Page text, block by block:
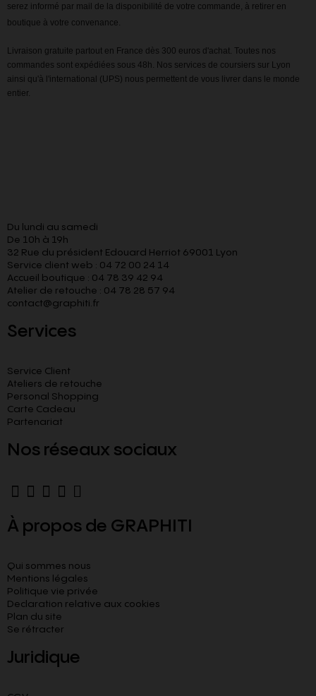
serez informé par mail de la disponibilité de votre commande, à retirer en
boutique à votre convenance.
Livraison gratuite partout en France dès 300 euros d'achat. Toutes nos
commandes sont expédiées sous 48h. Nos services de coursiers sur Lyon
ainsi qu'à l'international (UPS) nous permettent de vous livrer dans le monde
entier.
Du lundi au samedi
De 10h à 19h
32 Rue du président Edouard Herriot 69001 Lyon
Service client web : 04 72 00 24 14
Accueil boutique : 04 78 39 42 94
Atelier de retouche : 04 78 28 57 94
contact@graphiti.fr
Services
Service Client
Ateliers de retouche
Personal Shopping
Carte Cadeau
Partenariat
Nos réseaux sociaux
À propos de GRAPHITI
Qui sommes nous
Mentions légales
Politique vie privée
Declaration relative aux cookies​
Plan du site
Se rétracter
Juridique